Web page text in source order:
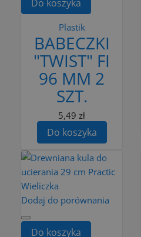
Do koszyka
Plastik
BABECZKI
"TWIST" FI
96 MM 2
SZT.
5,49 zł
Do koszyka
Dodaj do porównania
Do koszyka